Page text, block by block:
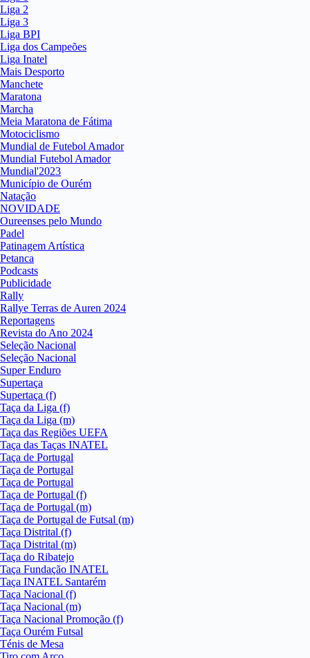
Liga 2
Liga 3
Liga BPI
Liga dos Campeões
Liga Inatel
Mais Desporto
Manchete
Maratona
Marcha
Meia Maratona de Fátima
Motociclismo
Mundial de Futebol Amador
Mundial Futebol Amador
Mundial'2023
Município de Ourém
Natação
NOVIDADE
Oureenses pelo Mundo
Padel
Patinagem Artística
Petanca
Podcasts
Publicidade
Rally
Rallye Terras de Auren 2024
Reportagens
Revista do Ano 2024
Seleção Nacional
Seleção Nacional
Super Enduro
Supertaça
Supertaça (f)
Taça da Liga (f)
Taça da Liga (m)
Taça das Regiões UEFA
Taça das Taças INATEL
Taça de Portugal
Taça de Portugal
Taça de Portugal
Taça de Portugal (f)
Taça de Portugal (m)
Taça de Portugal de Futsal (m)
Taça Distrital (f)
Taça Distrital (m)
Taça do Ribatejo
Taça Fundação INATEL
Taça INATEL Santarém
Taça Nacional (f)
Taça Nacional (m)
Taça Nacional Promoção (f)
Taça Ourém Futsal
Ténis de Mesa